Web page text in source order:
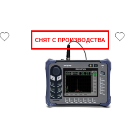
СНЯТ С ПРОИЗВОДСТВА